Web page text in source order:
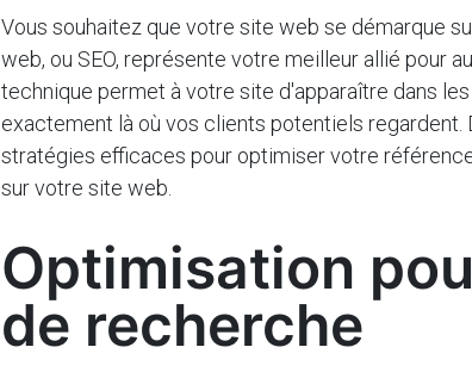
Vous souhaitez que votre site web se démarque
web, ou SEO, représente votre meilleur allié pour
technique permet à votre site d'apparaître dans
exactement là où vos clients potentiels regardent.
stratégies efficaces pour optimiser votre
sur votre site web.
Optimisation
de recherche